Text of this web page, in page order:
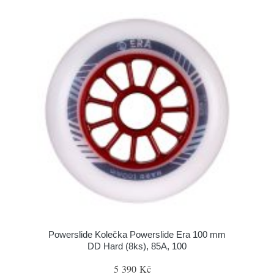
Powerslide Kolečka Powerslide Era 100 mm
DD Hard (8ks), 85A, 100
5 390 Kč